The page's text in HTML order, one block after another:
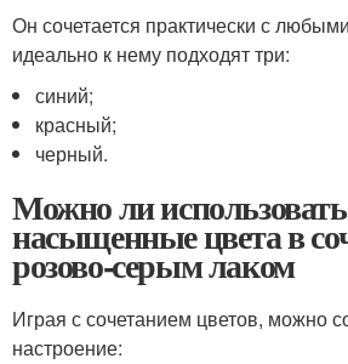
Он сочетается практически с
идеально к нему подходят три:
синий;
красный;
черный.
Можно ли
насыщенные цвета в
розово-серым лаком
Играя с сочетанием цветов, можно
настроение: